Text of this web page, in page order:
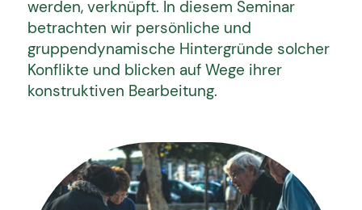
werden, verknüpft. In diesem Seminar
betrachten wir persönliche und
gruppendynamische Hintergründe solcher
Konflikte und blicken auf Wege ihrer
konstruktiven Bearbeitung.